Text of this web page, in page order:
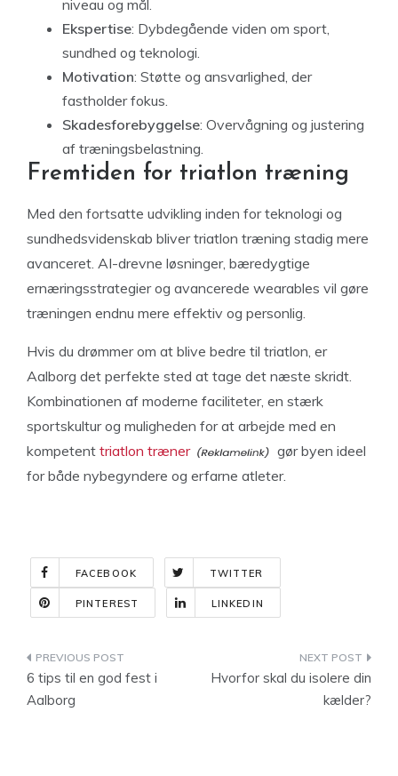
niveau og mål.
Ekspertise: Dybdegående viden om sport,
sundhed og teknologi.
Motivation: Støtte og ansvarlighed, der
fastholder fokus.
Skadesforebyggelse: Overvågning og justering
af træningsbelastning.
Fremtiden for triatlon træning
Med den fortsatte udvikling inden for teknologi og
sundhedsvidenskab bliver triatlon træning stadig mere
avanceret. AI-drevne løsninger, bæredygtige
ernæringsstrategier og avancerede wearables vil gøre
træningen endnu mere effektiv og personlig.
Hvis du drømmer om at blive bedre til triatlon, er
Aalborg det perfekte sted at tage det næste skridt.
Kombinationen af moderne faciliteter, en stærk
sportskultur og muligheden for at arbejde med en
kompetent triatlon træner
gør byen ideel
for både nybegyndere og erfarne atleter.
FACEBOOK TWITTER
PINTEREST LINKEDIN
Indlægsnavigation
6 tips til en god fest i
Aalborg
Hvorfor skal du isolere din
kælder?